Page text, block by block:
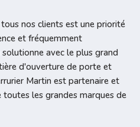
nos clients est une priorité
et fréquemment
avec le plus grand
d'ouverture de porte et
Martin est partenaire et
les grandes marques de